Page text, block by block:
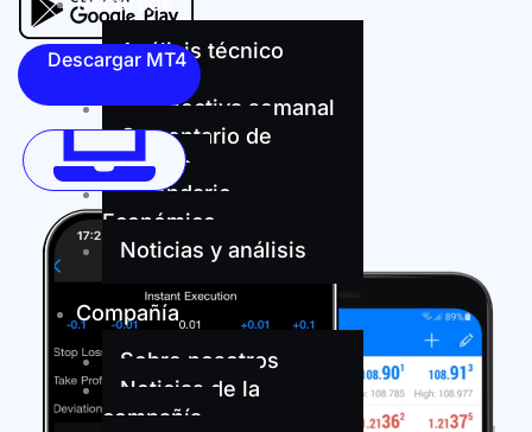
Análisis técnico
diario
Perspectiva semanal
Comentario de
mercado
Calendario
Económico
Noticias y análisis
Compañía
Sobre nosotros
Noticias de la
compañía
Descargar
WebTrader